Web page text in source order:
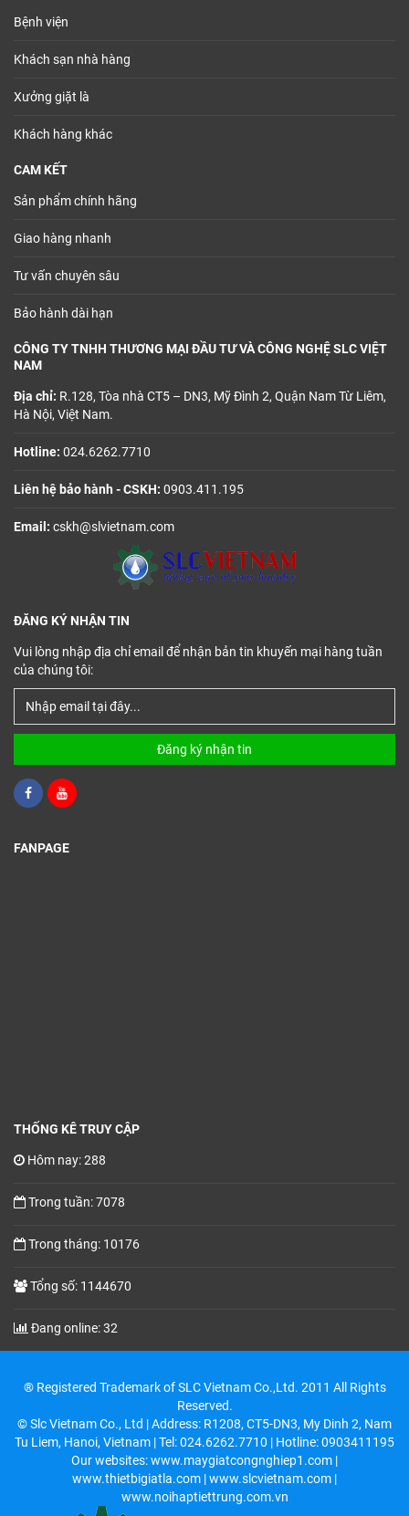
Bệnh viện
Khách sạn nhà hàng
Xưởng giặt là
Khách hàng khác
CAM KẾT
Sản phẩm chính hãng
Giao hàng nhanh
Tư vấn chuyên sâu
Bảo hành dài hạn
CÔNG TY TNHH THƯƠNG MẠI ĐẦU TƯ VÀ CÔNG NGHỆ SLC VIỆT
NAM
Địa chỉ: R.128, Tòa nhà CT5 – DN3, Mỹ Đình 2, Quận Nam Từ Liêm,
Hà Nội, Việt Nam.
Hotline: 024.6262.7710
Liên hệ bảo hành - CSKH: 0903.411.195
Email: cskh@slvietnam.com
ĐĂNG KÝ NHẬN TIN
Vui lòng nhập địa chỉ email để nhận bản tin khuyến mại hàng tuần
của chúng tôi:
Đăng ký nhận tin
FANPAGE
THỐNG KÊ TRUY CẬP
Hôm nay: 288
Trong tuần: 7078
Trong tháng: 10176
Tổng số: 1144670
Đang online: 32
® Registered Trademark of SLC Vietnam Co.,Ltd. 2011 All Rights
Reserved.
© Slc Vietnam Co., Ltd | Address: R1208, CT5-DN3, My Dinh 2, Nam
Tu Liem, Hanoi, Vietnam | Tel: 024.6262.7710 | Hotline: 0903411195
Our websites: www.maygiatcongnghiep1.com |
www.thietbigiatla.com | www.slcvietnam.com |
www.noihaptiettrung.com.vn